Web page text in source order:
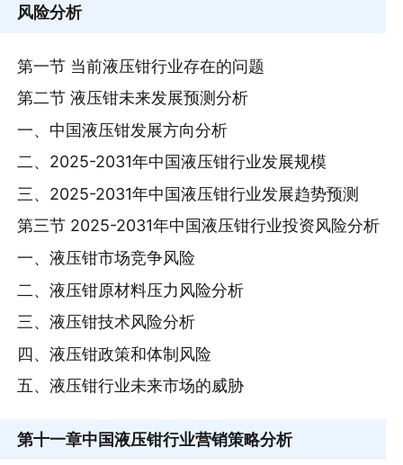
风险分析
第一节 当前液压钳行业存在的问题
第二节 液压钳未来发展预测分析
一、中国液压钳发展方向分析
二、2025-2031年中国液压钳行业发展规模
三、2025-2031年中国液压钳行业发展趋势预测
第三节 2025-2031年中国液压钳行业投资风险分析
一、液压钳市场竞争风险
二、液压钳原材料压力风险分析
三、液压钳技术风险分析
四、液压钳政策和体制风险
五、液压钳行业未来市场的威胁
第十一章中国液压钳行业营销策略分析